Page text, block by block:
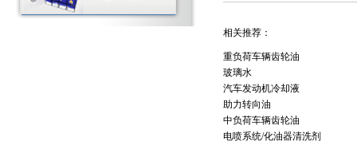
相关推荐：
重负荷车辆齿轮油
玻璃水
汽车发动机冷却液
助力转向油
中负荷车辆齿轮油
电喷系统/化油器清洗剂